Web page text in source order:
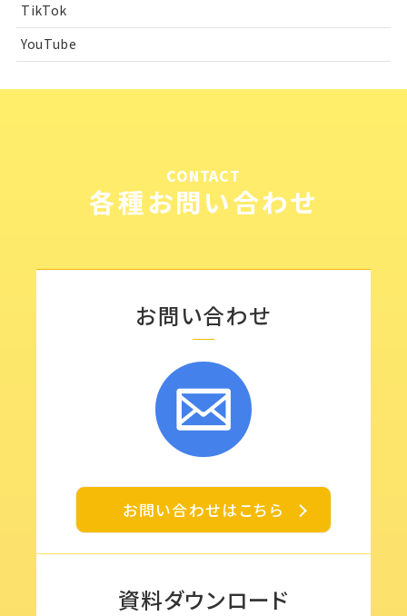
TikTok
YouTube
CONTACT
各種お問い合わせ
資料ダウンロード
お問い合わせ
お問い合わせはこちら